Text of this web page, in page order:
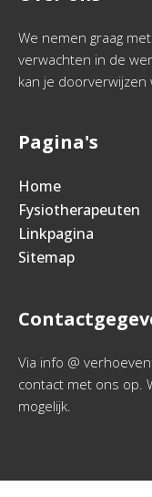
We nemen graag
verwachten in de
kan je
Pagina's
Home
Fysiotherapeuten
Linkpagina
Sitemap
Via info @
contact met ons op.
mogelijk.